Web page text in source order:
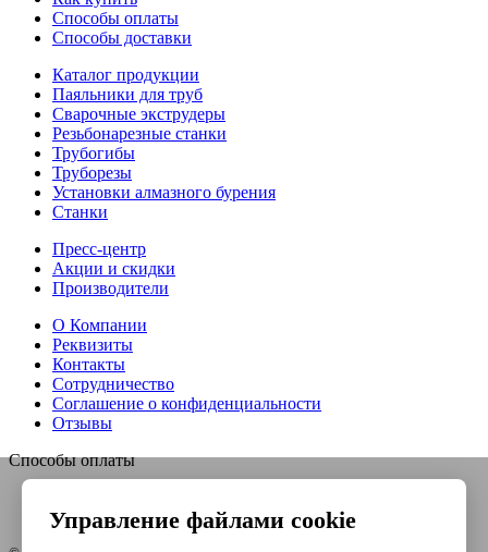
Управление файлами cookie
Способы оплаты
Способы доставки
Каталог продукции
Паяльники для труб
Сварочные экструдеры
Резьбонарезные станки
Трубогибы
Труборезы
Установки алмазного бурения
Станки
Пресс-центр
Акции и скидки
Производители
О Компании
Реквизиты
Контакты
Сотрудничество
Соглашение о конфиденциальности
Отзывы
Способы оплаты